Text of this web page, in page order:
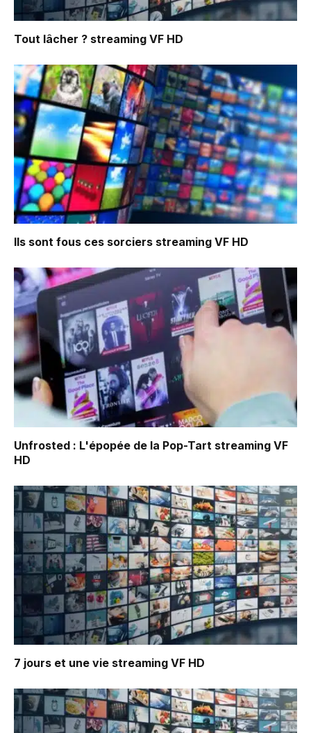
Tout lâcher ? streaming VF HD
Ils sont fous ces sorciers streaming VF HD
Unfrosted : L'épopée de la Pop-Tart streaming VF
HD
7 jours et une vie streaming VF HD